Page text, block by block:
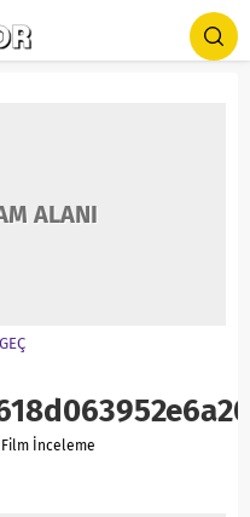
ALANI
Film İnceleme